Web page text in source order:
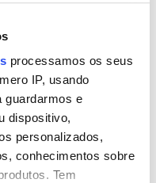
processamos os seus
IP, usando
guardarmos e
dispositivo,
personalizados,
conhecimentos sobre
Tem
- 21:00
- 21:00
- 21:00